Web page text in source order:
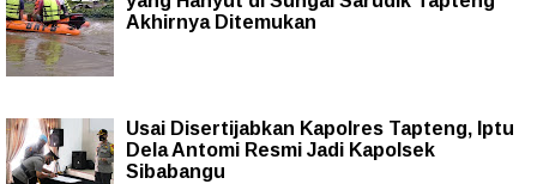
Akhirnya Ditemukan
Usai Disertijabkan Kapolres Tapteng, Iptu
Dela Antomi Resmi Jadi Kapolsek
Sibabangu